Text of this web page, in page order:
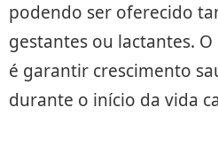
podendo ser oferecido
gestantes ou lactantes.
é garantir crescimento
durante o início da vida